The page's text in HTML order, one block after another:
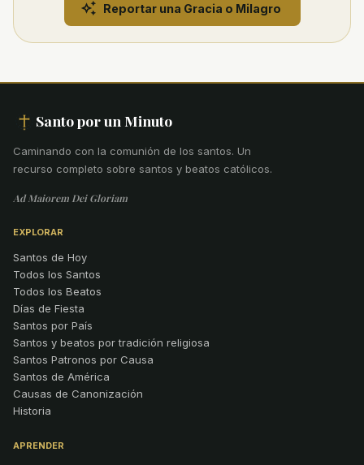
Reportar una Gracia o Milagro
Santo por un Minuto
Caminando con la comunión de los santos. Un
recurso completo sobre santos y beatos católicos.
Ad Maiorem Dei Gloriam
EXPLORAR
Santos de Hoy
Todos los Santos
Todos los Beatos
Días de Fiesta
Santos por País
Santos y beatos por tradición religiosa
Santos Patronos por Causa
Santos de América
Causas de Canonización
Historia
APRENDER